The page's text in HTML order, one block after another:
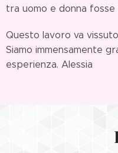
tra uomo e donna fosse
Questo lavoro va
Siamo immensamente
esperienza. Alessia